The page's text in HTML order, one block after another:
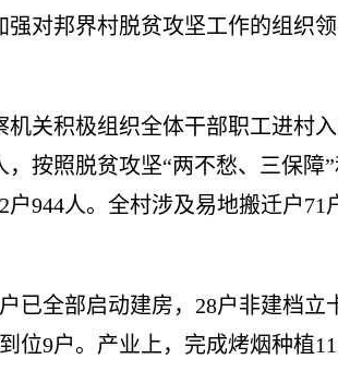
对邦界村脱贫攻坚工作的组织
关积极组织全体干部职工进村
，按照脱贫攻坚“两不愁、三保障”
户944人。全村涉及易地搬迁户71
已全部启动建房， 28户非建档立
位9户。产业上，完成烤烟种植